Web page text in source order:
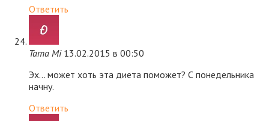
Ответить
Tama Mi 13.02.2015 в 00:50
Эх… может хоть эта диета поможет? С понедельника
начну.
Ответить